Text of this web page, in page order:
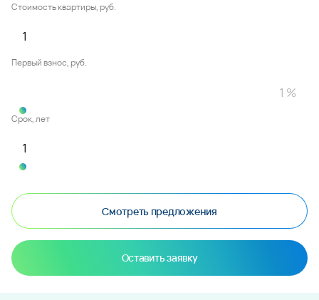
Стоимость квартиры, руб.
Первый взнос, руб.
Срок, лет
Смотреть предложения
Оставить заявку